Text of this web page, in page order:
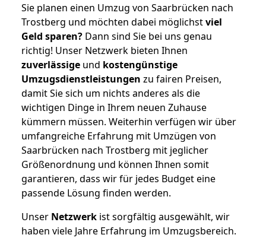
Sie planen einen Umzug von Saarbrücken nach
Trostberg und möchten dabei möglichstviel
Geld sparen? Dann sind Sie bei uns genau
richtig! Unser Netzwerk bieten Ihnen
zuverlässige und kostengünstige
Umzugsdienstleistungen zu fairen Preisen,
damit Sie sich um nichts anderes als die
wichtigen Dinge in Ihrem neuen Zuhause
kümmern müssen. Weiterhin verfügen wir über
umfangreiche Erfahrung mit Umzügen von
Saarbrücken nach Trostberg mit jeglicher
Größenordnung und können Ihnen somit
garantieren, dass wir für jedes Budget eine
passende Lösung finden werden.
Unser Netzwerk ist sorgfältig ausgewählt, wir
haben viele Jahre Erfahrung im Umzugsbereich.